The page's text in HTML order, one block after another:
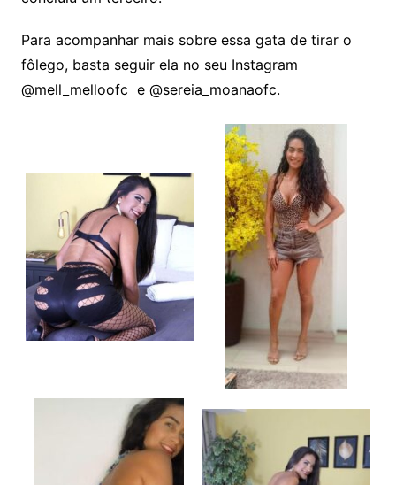
Para acompanhar mais sobre essa gata de tirar o
fôlego, basta seguir ela no seu Instagram
@mell_melloofc e @sereia_moanaofc.